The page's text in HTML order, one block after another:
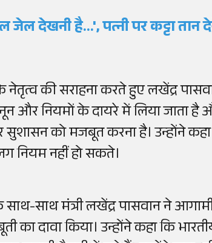
जेल देखनी है...', पत्नी पर कट्टा
नेतृत्व की सराहना करते हुए लखेंद्र
और नियमों के दायरे में लिया जाता है
सुशासन को मजबूत करना है। उन्होंने
नियम नहीं हो सकते।
साथ मंत्री लखेंद्र पासवान ने
दावा किया। उन्होंने कहा कि भारतीय